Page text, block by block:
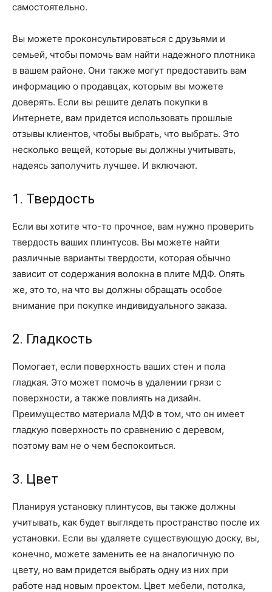
самостоятельно.
Вы можете проконсультироваться с друзьями и
семьей, чтобы помочь вам найти надежного плотника
в вашем районе. Они также могут предоставить вам
информацию о продавцах, которым вы можете
доверять. Если вы решите делать покупки в
Интернете, вам придется использовать прошлые
отзывы клиентов, чтобы выбрать, что выбрать. Это
несколько вещей, которые вы должны учитывать,
надеясь заполучить лучшее. И включают.
1. Твердость
Если вы хотите что-то прочное, вам нужно проверить
твердость ваших плинтусов. Вы можете найти
различные варианты твердости, которая обычно
зависит от содержания волокна в плите МДФ. Опять
же, это то, на что вы должны обращать особое
внимание при покупке индивидуального заказа.
2. Гладкость
Помогает, если поверхность ваших стен и пола
гладкая. Это может помочь в удалении грязи с
поверхности, а также повлиять на дизайн.
Преимущество материала МДФ в том, что он имеет
гладкую поверхность по сравнению с деревом,
поэтому вам не о чем беспокоиться.
3. Цвет
Планируя установку плинтусов, вы также должны
учитывать, как будет выглядеть пространство после их
установки. Если вы удаляете существующую доску, вы,
конечно, можете заменить ее на аналогичную по
цвету, но вам придется выбрать одну из них при
работе над новым проектом. Цвет мебели, потолка,